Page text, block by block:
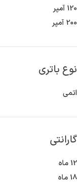
120 آمپر
200 آمپر
نوع باتری
اتمی
گارانتی
12 ماه
18 ماه